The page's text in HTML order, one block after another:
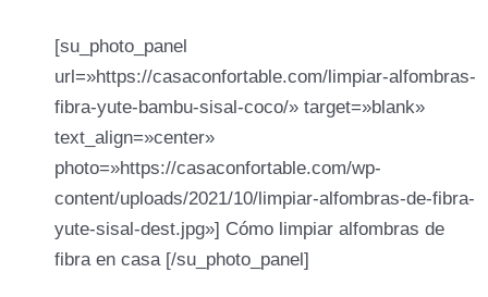
[su_photo_panel
url=»https://casaconfortable.com/limpiar-alfombras-
fibra-yute-bambu-sisal-coco/» target=»blank»
text_align=»center»
photo=»https://casaconfortable.com/wp-
content/uploads/2021/10/limpiar-alfombras-de-fibra-
yute-sisal-dest.jpg»] Cómo limpiar alfombras de
fibra en casa [/su_photo_panel]